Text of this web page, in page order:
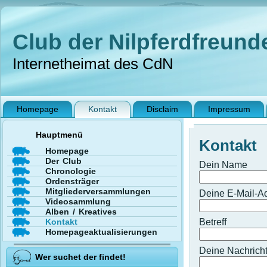
Club der
Internetheimat des CdN
Homepage Kontakt Disclaim Impressum
Hauptmenü
Homepage
Der Club
Chronologie
Ordensträger
Mitgliederversammlungen
Videosammlung
Alben / Kreatives
Kontakt
Homepageaktualisierungen
Wer suchet der findet!
Kontakt
Dein Name
Deine E-Mail-
Betreff
Deine